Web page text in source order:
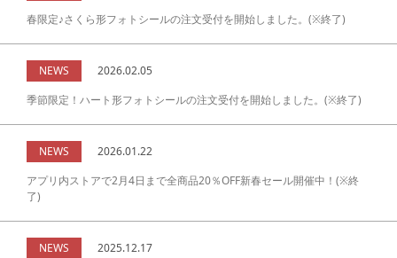
春限定♪さくら形フォトシールの注文受付を開始しました。(※終了)
NEWS
2026.02.05
季節限定！ハート形フォトシールの注文受付を開始しました。(※終了)
NEWS
2026.01.22
アプリ内ストアで2月4日まで全商品20％OFF新春セール開催中！(※終
了)
NEWS
2025.12.17